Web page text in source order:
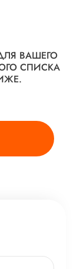
ВАШЕГО
СПИСКА